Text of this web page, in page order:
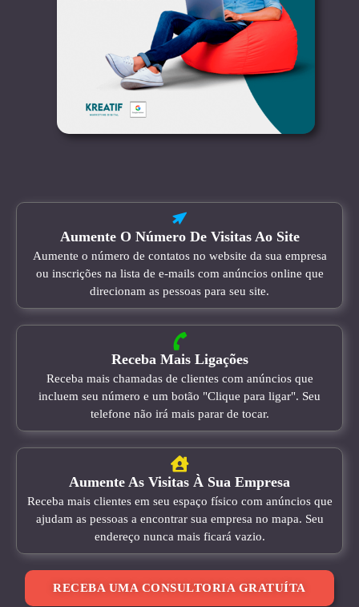
Aumente O Número De Visitas Ao Site
Aumente o número de contatos no website da sua empresa
ou inscrições na lista de e-mails com anúncios online que
direcionam as pessoas para seu site.
Receba Mais Ligações
Receba mais chamadas de clientes com anúncios que
incluem seu número e um botão "Clique para ligar". Seu
telefone não irá mais parar de tocar.
Aumente As Visitas À Sua Empresa
Receba mais clientes em seu espaço físico com anúncios que
ajudam as pessoas a encontrar sua empresa no mapa. Seu
endereço nunca mais ficará vazio.
RECEBA UMA CONSULTORIA GRATUÍTA